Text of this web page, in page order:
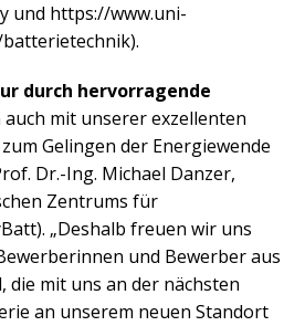
und https://www.uni-
durch hervorragende
auch mit unserer exzellenten
Gelingen der Energiewende
Dr.-Ing. Michael Danzer,
Zentrums für
„Deshalb freuen wir uns
und Bewerber aus
die mit uns an der nächsten
an unserem neuen Standort